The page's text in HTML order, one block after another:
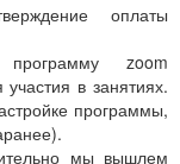
оплаты
zoom
участия в занятиях.
программы,
мы вышлем